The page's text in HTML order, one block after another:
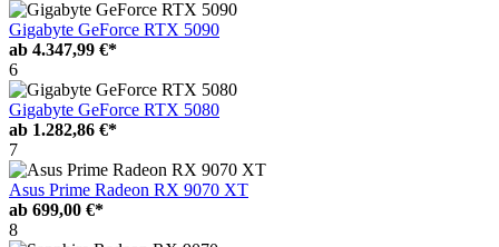
Gigabyte GeForce RTX 5090
ab 4.347,99 €*
6
Gigabyte GeForce RTX 5080
ab 1.282,86 €*
7
Asus Prime Radeon RX 9070 XT
ab 699,00 €*
8